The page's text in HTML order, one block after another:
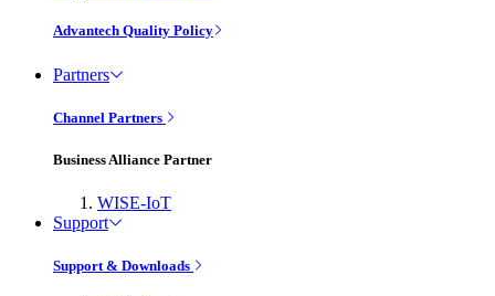
Advantech Quality Policy
Partners
Channel Partners
Business Alliance Partner
WISE-IoT
Support
Support & Downloads